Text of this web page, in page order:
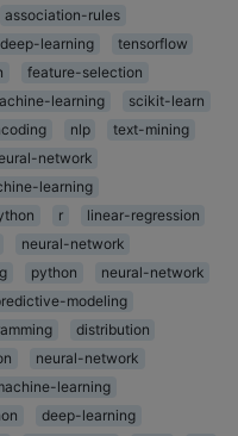
association-rules
deep-learning
tensorflow
feature-selection
learning
scikit-learn
nlp
text-mining
network
learning
r
linear-regression
neural-network
python
neural-network
modeling
distribution
neural-network
learning
deep-learning